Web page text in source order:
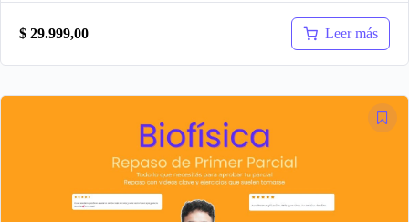
$ 29.999,00 Leer más